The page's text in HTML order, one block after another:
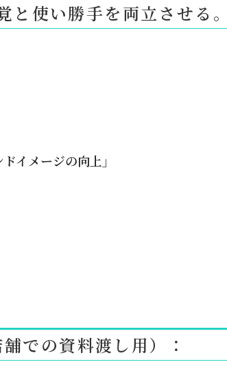
使い勝手を両立させる。
イメージの向上」
での資料渡し用）：